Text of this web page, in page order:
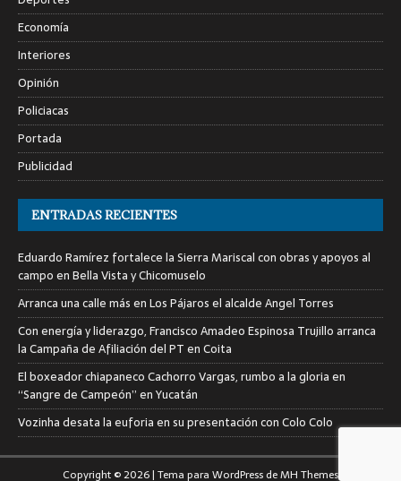
Economía
Interiores
Opinión
Policiacas
Portada
Publicidad
ENTRADAS RECIENTES
Eduardo Ramírez fortalece la Sierra Mariscal con obras y apoyos al
campo en Bella Vista y Chicomuselo
Arranca una calle más en Los Pájaros el alcalde Angel Torres
Con energía y liderazgo, Francisco Amadeo Espinosa Trujillo arranca
la Campaña de Afiliación del PT en Coita
El boxeador chiapaneco Cachorro Vargas, rumbo a la gloria en
“Sangre de Campeón” en Yucatán
Vozinha desata la euforia en su presentación con Colo Colo
Copyright © 2026 | Tema para WordPress deMH Themes